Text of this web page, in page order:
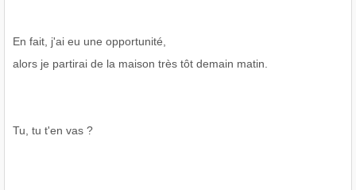
En fait, j'ai eu une opportunité,
alors je partirai de la maison très tôt demain matin.
Tu, tu t'en vas ?